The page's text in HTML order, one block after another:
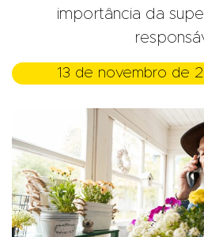
importância da
13 de novembro de